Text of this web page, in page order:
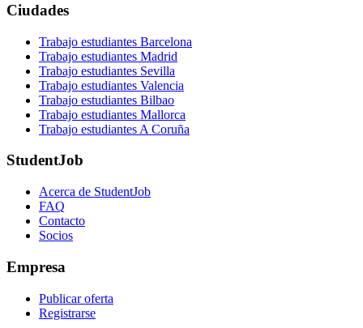
Ciudades
Trabajo estudiantes Barcelona
Trabajo estudiantes Madrid
Trabajo estudiantes Sevilla
Trabajo estudiantes Valencia
Trabajo estudiantes Bilbao
Trabajo estudiantes Mallorca
Trabajo estudiantes A Coruña
StudentJob
Acerca de StudentJob
FAQ
Contacto
Socios
Empresa
Publicar oferta
Registrarse